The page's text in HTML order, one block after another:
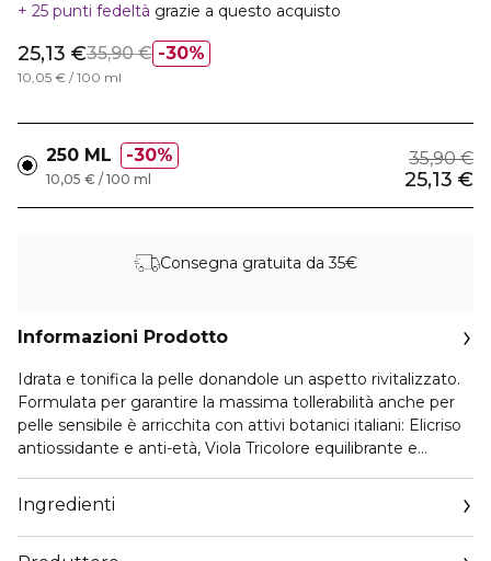
25 punti fedeltà grazie a questo acquisto
30%
25,13 €35,90 €
10,05 € / 100 ml
250 ML 30% 35,90 €
25,13 €
10,05 € / 100 ml
Consegna gratuita da 35€
Informazioni Prodotto
Idrata e tonifica la pelle donandole un aspetto rivitalizzato.
Formulata per garantire la massima tollerabilità anche per
pelle sensibile è arricchita con attivi botanici italiani: Elicriso
antiossidante e anti-età, Viola Tricolore equilibrante e
che rispetta il microbioma della pelle.
PACKAGING DI ECO-DESIGN
Ingredienti